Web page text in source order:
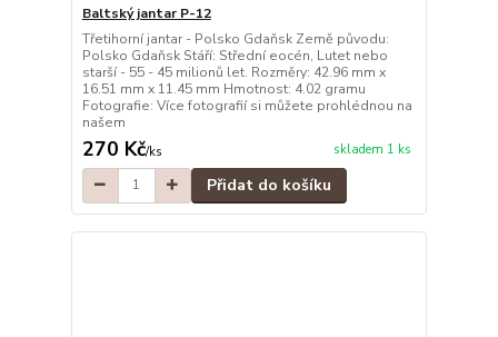
Baltský jantar P-12
Třetihorní jantar - Polsko Gdaňsk Země původu:
Polsko Gdaňsk Stáří: Střední eocén, Lutet nebo
starší - 55 - 45 milionů let. Rozměry: 42.96 mm x
16.51 mm x 11.45 mm Hmotnost: 4.02 gramu
Fotografie: Více fotografií si můžete prohlédnou na
našem
270 Kč/ks skladem 1 ks
Přidat do košíku